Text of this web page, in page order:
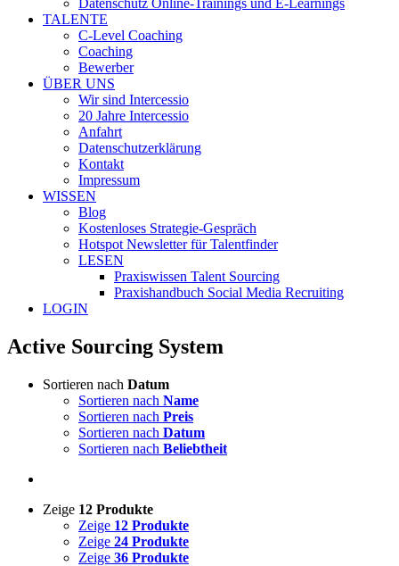
Datenschutz Online-Trainings und E-Learnings
TALENTE
C-Level Coaching
Coaching
Bewerber
ÜBER UNS
Wir sind Intercessio
20 Jahre Intercessio
Anfahrt
Datenschutzerklärung
Kontakt
Impressum
WISSEN
Blog
Kostenloses Strategie-Gespräch
Hotspot Newsletter für Talentfinder
LESEN
Praxiswissen Talent Sourcing
Praxishandbuch Social Media Recruiting
LOGIN
Active Sourcing System
Sortieren nach Datum
Sortieren nach Name
Sortieren nach Preis
Sortieren nach Datum
Sortieren nach Beliebtheit
Zeige 12 Produkte
Zeige 12 Produkte
Zeige 24 Produkte
Zeige 36 Produkte